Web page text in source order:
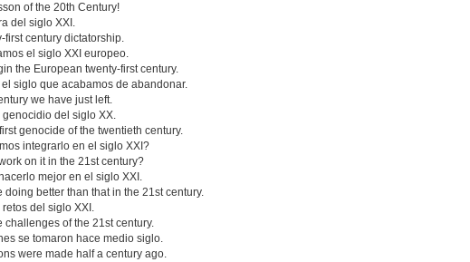
of the 20th Century!
del siglo XXI.
first century dictatorship.
el siglo XXI europeo.
the European twenty-first century.
el siglo que acabamos de abandonar.
we have just left.
genocidio del siglo XX.
genocide of the twentieth century.
integrarlo en el siglo XXI?
on it in the 21st century?
mejor en el siglo XXI.
doing better than that in the 21st century.
retos del siglo XXI.
challenges of the 21st century.
se tomaron hace medio siglo.
were made half a century ago.